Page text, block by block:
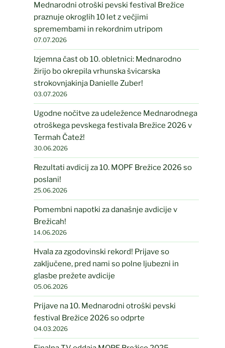
Mednarodni otroški pevski festival Brežice
praznuje okroglih 10 let z večjimi
spremembami in rekordnim utripom
07.07.2026
Izjemna čast ob 10. obletnici: Mednarodno
žirijo bo okrepila vrhunska švicarska
strokovnjakinja Danielle Zuber!
03.07.2026
Ugodne nočitve za udeležence Mednarodnega
otroškega pevskega festivala Brežice 2026 v
Termah Čatež!
30.06.2026
Rezultati avdicij za 10. MOPF Brežice 2026 so
poslani!
25.06.2026
Pomembni napotki za današnje avdicije v
Brežicah!
14.06.2026
Hvala za zgodovinski rekord! Prijave so
zaključene, pred nami so polne ljubezni in
glasbe prežete avdicije
05.06.2026
Prijave na 10. Mednarodni otroški pevski
festival Brežice 2026 so odprte
04.03.2026